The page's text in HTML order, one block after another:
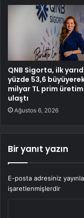
QNB Sigorta, ilk
yüzde 53,6
milyar TL prim
ulaştı
Ağustos 6, 2026
Bir yanıt yazın
E-posta adresiniz
işaretlenmişlerdir